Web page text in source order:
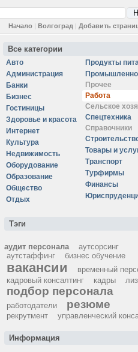
Начало | Волгоград | Добавить
Все категории
Авто
Администрация
Банки
Бизнес
Гостиницы
Здоровье и красота
Интернет
Культура
Недвижимость
Оборудование
Образование
Общество
Отдых
Продукты
Прочее
Работа
Сельское
Спецтехника
Справочники
Товары и
Транспорт
Турфирмы
Финансы
Тэги
аудит персонала
аутсорсинг
аутстаффинг
бизнес обучение
вакансии
временный
кадровый консалтинг
кадры
подбор персонала
работодатели резюме
рекрутмент управленческий
Информация